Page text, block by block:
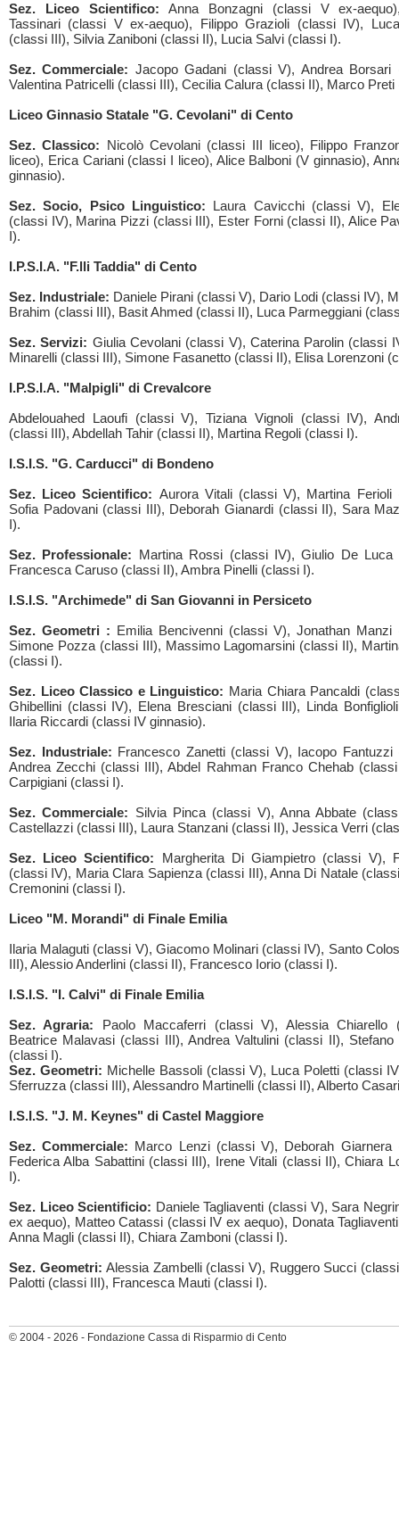
Sez. Liceo Scientifico:Anna Bonzagni (classi V ex-
Tassinari (classi V ex-aequo), Filippo Grazioli (classi IV),
(classi III), Silvia Zaniboni (classi II), Lucia Salvi (classi I).
Sez. Commerciale: Jacopo Gadani (classi V), Andrea Borsari
Valentina Patricelli (classi III), Cecilia Calura (classi II), Marco
Liceo Ginnasio Statale "G. Cevolani" di Cento
Sez. Classico: Nicolò Cevolani (classi III liceo), Filippo
liceo), Erica Cariani (classi I liceo), Alice Balboni (V ginnasio),
ginnasio).
Sez. Socio, Psico Linguistico: Laura Cavicchi (classi V),
(classi IV), Marina Pizzi (classi III), Ester Forni (classi II), Alice
I).
I.P.S.I.A. "F.lli Taddia" di Cento
Sez. Industriale: Daniele Pirani (classi V), Dario Lodi (classi IV),
Brahim (classi III), Basit Ahmed (classi II), Luca Parmeggiani
Sez. Servizi: Giulia Cevolani (classi V), Caterina Parolin (classi
Minarelli (classi III), Simone Fasanetto (classi II), Elisa Lorenzoni
I.P.S.I.A. "Malpigli" di Crevalcore
Abdelouahed Laoufi (classi V), Tiziana Vignoli (classi IV),
(classi III), Abdellah Tahir (classi II), Martina Regoli (classi I).
I.S.I.S. "G. Carducci" di Bondeno
Sez. Liceo Scientifico: Aurora Vitali (classi V), Martina Ferioli
Sofia Padovani (classi III), Deborah Gianardi (classi II), Sara
I).
Sez. Professionale: Martina Rossi (classi IV), Giulio De Luca
Francesca Caruso (classi II), Ambra Pinelli (classi I).
I.S.I.S. "Archimede" di San Giovanni in Persiceto
Sez. Geometri : Emilia Bencivenni (classi V), Jonathan Manzi
Simone Pozza (classi III), Massimo Lagomarsini (classi II),
(classi I).
Sez. Liceo Classico e Linguistico: Maria Chiara Pancaldi
Ghibellini (classi IV), Elena Bresciani (classi III), Linda
Ilaria Riccardi (classi IV ginnasio).
Sez. Industriale: Francesco Zanetti (classi V), Iacopo Fantuzzi
Andrea Zecchi (classi III), Abdel Rahman Franco Chehab
Carpigiani (classi I).
Sez. Commerciale: Silvia Pinca (classi V), Anna Abbate
Castellazzi (classi III), Laura Stanzani (classi II), Jessica Verri
Sez. Liceo Scientifico: Margherita Di Giampietro (classi V),
(classi IV), Maria Clara Sapienza (classi III), Anna Di Natale
Cremonini (classi I).
Liceo "M. Morandi" di Finale Emilia
Ilaria Malaguti (classi V), Giacomo Molinari (classi IV), Santo
III), Alessio Anderlini (classi II), Francesco Iorio (classi I).
I.S.I.S. "I. Calvi" di Finale Emilia
Sez. Agraria: Paolo Maccaferri (classi V), Alessia Chiarello
Beatrice Malavasi (classi III), Andrea Valtulini (classi II), Stefano
(classi I).
Sez. Geometri: Michelle Bassoli (classi V), Luca Poletti (classi
Sferruzza (classi III), Alessandro Martinelli (classi II), Alberto
I.S.I.S. "J. M. Keynes" di Castel Maggiore
Sez. Commerciale: Marco Lenzi (classi V), Deborah Giarnera
Federica Alba Sabattini (classi III), Irene Vitali (classi II), Chiara
I).
Sez. Liceo Scientificio: Daniele Tagliaventi (classi V), Sara
ex aequo), Matteo Catassi (classi IV ex aequo), Donata
Anna Magli (classi II), Chiara Zamboni (classi I).
Sez. Geometri:Alessia Zambelli (classi V), Ruggero Succi
Palotti (classi III), Francesca Mauti (classi I).
© 2004 - 2026 - Fondazione Cassa di Risparmio di Cento